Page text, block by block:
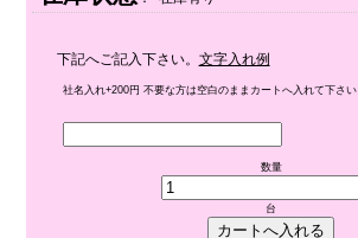
下記へご記入下さい。 文字入れ例
社名入れ+200円 不要な方は空白のままカートへ入れて下さい
数量
台